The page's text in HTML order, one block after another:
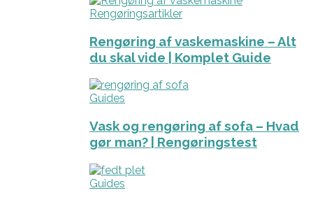
Rengøringsartikler
Rengøring af vaskemaskine – Alt
du skal vide | Komplet Guide
Guides
Vask og rengøring af sofa – Hvad
gør man? | Rengøringstest
Guides